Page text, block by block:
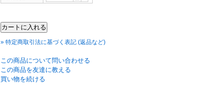
» 特定商取引法に基づく表記 (返品など)
この商品について問い合わせる
この商品を友達に教える
買い物を続ける